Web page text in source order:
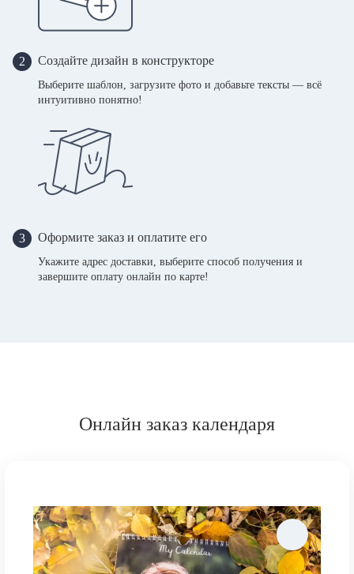
2 Создайте дизайн в конструкторе
Выберите шаблон, загрузите фото и добавьте тексты — всё
интуитивно понятно!
3 Оформите заказ и оплатите его
Укажите адрес доставки, выберите способ получения и
завершите оплату онлайн по карте!
Онлайн заказ календаря